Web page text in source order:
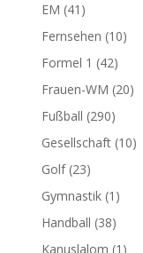
EM (41)
Fernsehen (10)
Formel 1 (42)
Frauen-WM (20)
Fußball (290)
Gesellschaft(10)
Golf(23)
Gymnastik(1)
Handball (38)
Kanuslalom (1)